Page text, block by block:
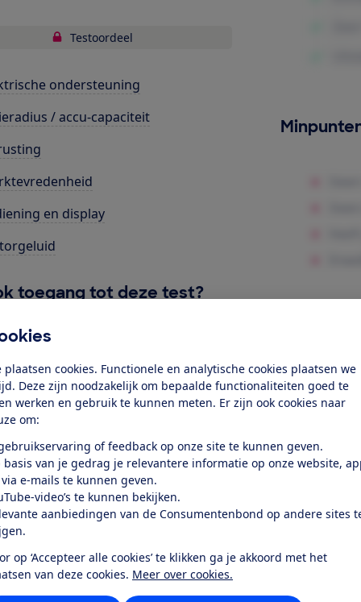
plaatsen cookies. Functionele en analytische cookies plaatsen we
Deze zijn noodzakelijk om bepaalde functionaliteiten goed te
werken en gebruik te kunnen meten. Er zijn ook cookies naar
om:
of feedback op onze site te kunnen geven.
basis van je gedrag je relevantere informatie op onze website,
e-mails te kunnen geven.
video’s te kunnen bekijken.
aanbiedingen van de Consumentenbond op andere sites
op ‘Accepteer alle cookies’ te klikken ga je akkoord met het
van deze cookies. Meer over cookies.
Testoordeel
ondersteuning
/ accu-capaciteit
en display
toegang tot deze test?
Al lid? Log in
je ver fietsen op een
of de e-bike op rolletjes